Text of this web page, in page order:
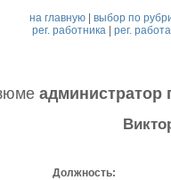
на главную |выбор по
рег. работника| рег.
администратор
Должность: